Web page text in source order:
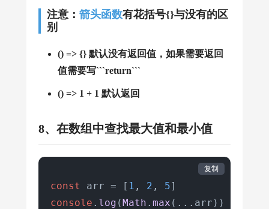
let
filterStudent = data.find(
      item.
type === 'student'
console.log(findStudent('Shanguagua'
//{type: 'student', name:
注意： 箭头函数有花括号{}与没有的区
别
() => {} 默认没有返回值，如果需要返回
值需要写```return```
() => 1 + 1 默认返回
8、在数组中查找最大值和最小值
const arr = [ 1 , 2 , 5
console . log (Math . max (...arr))
复制